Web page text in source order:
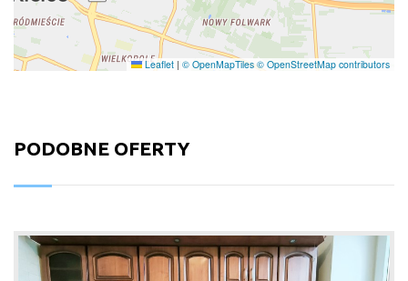
Leaflet | © OpenMapTiles © OpenStreetMap contributors
PODOBNE OFERTY